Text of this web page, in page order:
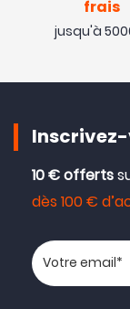
frais
jusqu'à
10 € offerts
dès 100 €
Votre adresse